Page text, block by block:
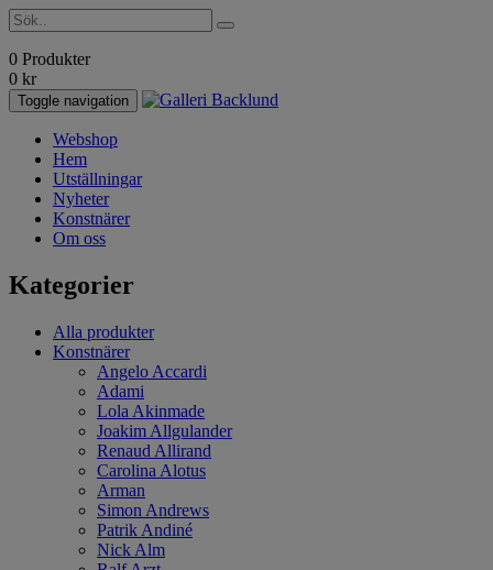
0 Produkter
0 kr
Toggle navigation
Webshop
Hem
Utställningar
Nyheter
Konstnärer
Om oss
Kategorier
Alla produkter
Konstnärer
Angelo Accardi
Adami
Lola Akinmade
Joakim Allgulander
Renaud Allirand
Carolina Alotus
Arman
Simon Andrews
Patrik Andiné
Nick Alm